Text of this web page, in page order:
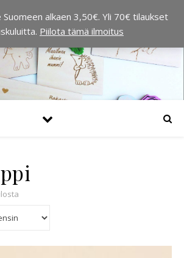
Suomeen alkaen 3,50€. Yli 70€ tilaukset
Piilota tämä ilmoitus